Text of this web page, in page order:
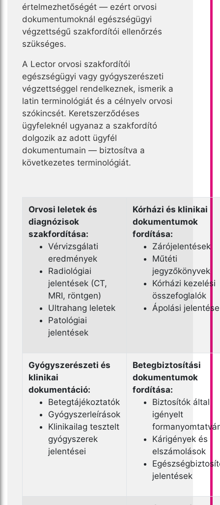
értelmezhetőségét — ezért orvosi
dokumentumoknál egészségügyi
végzettségű szakfordítói ellenőrzés
szükséges.
A Lector orvosi szakfordítói
egészségügyi vagy gyógyszerészeti
végzettséggel rendelkeznek, ismerik a
latin terminológiát és a célnyelv orvosi
szókincsét. Keretszerződéses
ügyfeleknél ugyanaz a szakfordító
dolgozik az adott ügyfél
dokumentumain — biztosítva a
következetes terminológiát.
Orvosi leletek és
diagnózisok
szakfordítása:
Vérvizsgálati
eredmények
Radiológiai
jelentések (CT,
MRI, röntgen)
Ultrahang leletek
Patológiai
jelentések
Kórházi és klinikai
dokumentumok
fordítása:
Zárójelentések
Műtéti
jegyzőkönyvek
Kórházi kezelési
összefoglalók
Ápolási
Gyógyszerészeti és
klinikai
dokumentáció:
Betegtájékoztatók
Gyógyszerleírások
Klinikailag tesztelt
gyógyszerek
jelentései
Betegbiztosítási
dokumentumok
fordítása:
Biztosítók által
igényelt
Kárigények és
elszámolások
jelentések